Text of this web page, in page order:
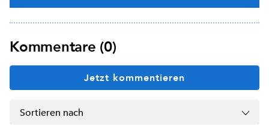
Kommentare (0)
Jetzt kommentieren
Sortieren nach